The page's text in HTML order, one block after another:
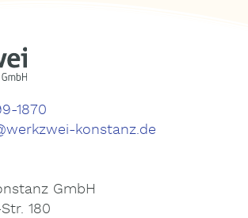
1870
konstanz.de
GmbH
180